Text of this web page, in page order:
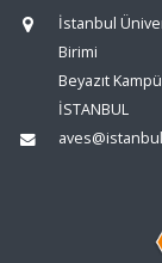
İstanbul
Birimi
Beyazıt
İSTANBUL